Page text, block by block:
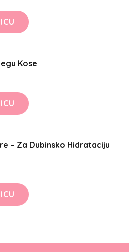
Kose
– Za Dubinsko Hidrataciju